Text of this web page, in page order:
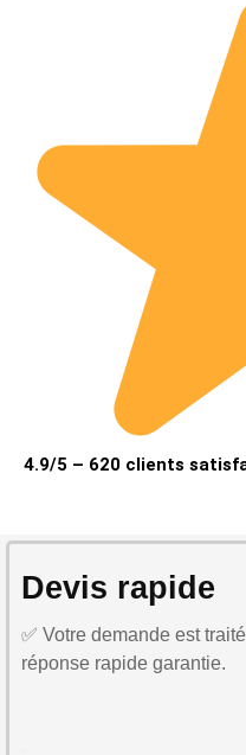
4.9/5 – 620 clients
Devis rapide
✅ Votre demande est
réponse rapide garantie.